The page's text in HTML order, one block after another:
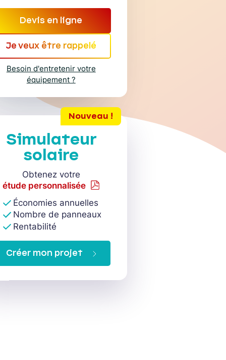
Devis en ligne
Je veux être rappelé
Besoin d'entretenir votre
équipement ?
Nouveau !
Simulateur
solaire
Obtenez votre
étude personnalisée
Économies annuelles
Nombre de panneaux
Rentabilité
Créer mon projet